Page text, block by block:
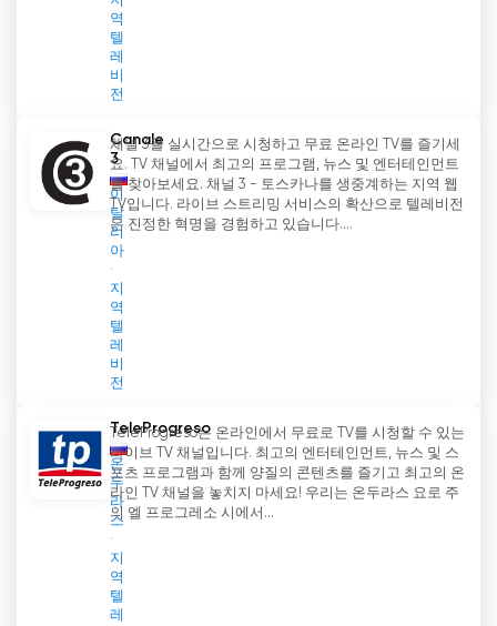
역
텔
레
비
전
Canale
3
이
탈
리
아
지
역
텔
레
비
전
채널 3을 실시간으로 시청하고 무료 온라인 TV를 즐기세
요. TV 채널에서 최고의 프로그램, 뉴스 및 엔터테인먼트
를 찾아보세요. 채널 3 - 토스카나를 생중계하는 지역 웹
TV입니다. 라이브 스트리밍 서비스의 확산으로 텔레비전
은 진정한 혁명을 경험하고 있습니다....
TeleProgreso
온
두
라
스
지
역
텔
레
TeleProgreso는 온라인에서 무료로 TV를 시청할 수 있는
라이브 TV 채널입니다. 최고의 엔터테인먼트, 뉴스 및 스
포츠 프로그램과 함께 양질의 콘텐츠를 즐기고 최고의 온
라인 TV 채널을 놓치지 마세요! 우리는 온두라스 요로 주
의 엘 프로그레소 시에서...